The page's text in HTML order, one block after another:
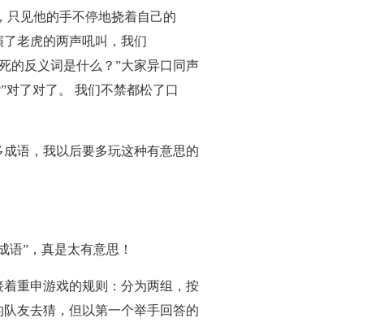
只见他的手不停地挠着自己的
老虎的两声吼叫，我们
的反义词是什么？”大家异口同声
对了对了。 我们不禁都松了口
语，我以后要多玩这种有意思的
”，真是太有意思！
重申游戏的规则：分为两组，按
友去猜，但以第一个举手回答的